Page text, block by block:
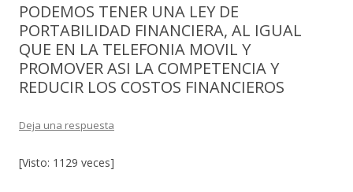
PODEMOS TENER UNA LEY DE
PORTABILIDAD FINANCIERA, AL IGUAL
QUE EN LA TELEFONIA MOVIL Y
PROMOVER ASI LA COMPETENCIA Y
REDUCIR LOS COSTOS FINANCIEROS
Deja una respuesta
[Visto: 1129 veces]